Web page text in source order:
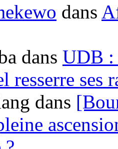
dans
dans UDB :
resserre ses
dans